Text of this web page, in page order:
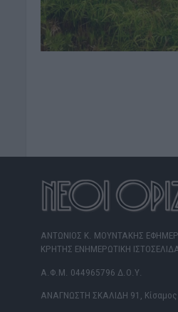
ΑΝΤΩΝΙΟΣ Κ. ΜΟΥΝΤΑΚΗΣ
ΚΡΗΤΗΣ ΕΝΗΜΕΡΩΤΙΚΗ
Α.Φ.Μ. 044965796 Δ.Ο.Υ.
ΑΝΑΓΝΩΣΤΗ ΣΚΑΛΙΔΗ 91,